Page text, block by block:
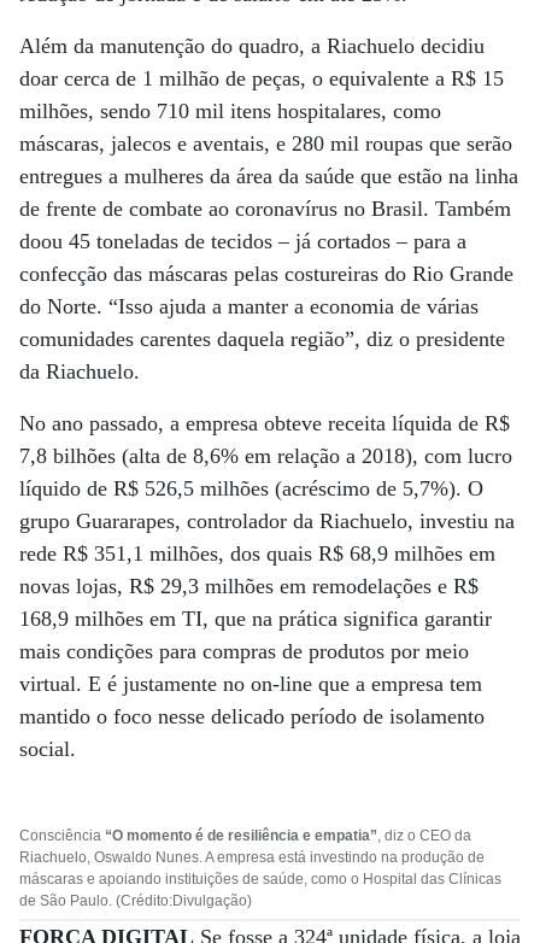
Além da manutenção do quadro, a Riachuelo decidiu
doar cerca de 1 milhão de peças, o equivalente a R$ 15
milhões, sendo 710 mil itens hospitalares, como
máscaras, jalecos e aventais, e 280 mil roupas que serão
entregues a mulheres da área da saúde que estão na linha
de frente de combate ao coronavírus no Brasil. Também
doou 45 toneladas de tecidos – já cortados – para a
confecção das máscaras pelas costureiras do Rio Grande
do Norte. “Isso ajuda a manter a economia de várias
comunidades carentes daquela região”, diz o presidente
da Riachuelo.
No ano passado, a empresa obteve receita líquida de R$
7,8 bilhões (alta de 8,6% em relação a 2018), com lucro
líquido de R$ 526,5 milhões (acréscimo de 5,7%). O
grupo Guararapes, controlador da Riachuelo, investiu na
rede R$ 351,1 milhões, dos quais R$ 68,9 milhões em
novas lojas, R$ 29,3 milhões em remodelações e R$
168,9 milhões em TI, que na prática significa garantir
mais condições para compras de produtos por meio
virtual. E é justamente no on-line que a empresa tem
mantido o foco nesse delicado período de isolamento
social.
Consciência “O momento é de resiliência e empatia”, diz o CEO da
Riachuelo, Oswaldo Nunes. A empresa está investindo na produção de
máscaras e apoiando instituições de saúde, como o Hospital das Clínicas
de São Paulo. (Crédito:Divulgação)
FORÇA DIGITAL Se fosse a 324ª unidade física, a loja